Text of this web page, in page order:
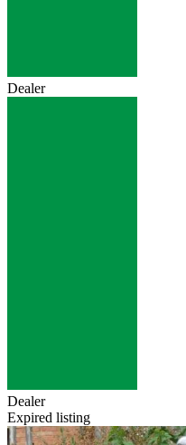
Dealer
Dealer
Expired listing